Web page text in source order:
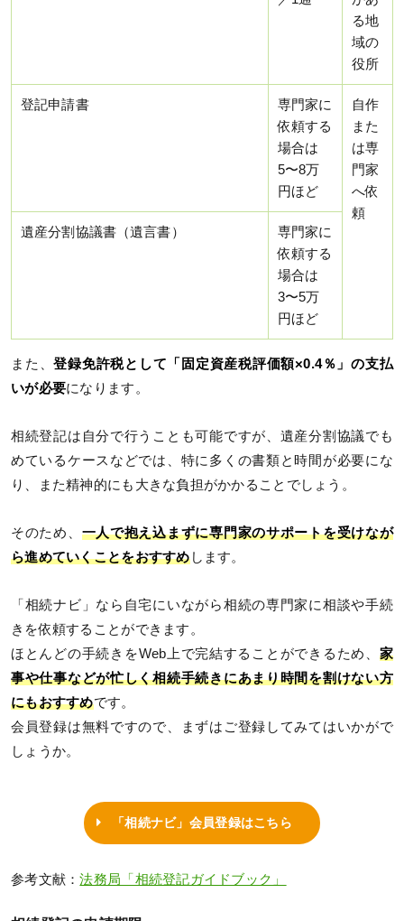
る地
域の
役所
登記申請書
専門家に
依頼する
場合は
5〜8万
円ほど
自作
また
は専
門家
へ依
頼
遺産分割協議書（遺言書）
専門家に
依頼する
場合は
3〜5万
円ほど
また、登録免許税として「固定資産税評価額×0.4％」の支払
いが必要になります。
相続登記は自分で行うことも可能ですが、遺産分割協議でも
めているケースなどでは、特に多くの書類と時間が必要にな
り、また精神的にも大きな負担がかかることでしょう。
そのため、 一人で抱え込まずに専門家のサポートを受けなが
ら進めていくことをおすすめします。
「相続ナビ」なら自宅にいながら相続の専門家に相談や手続
きを依頼することができます。
ほとんどの手続きをWeb上で完結することができるため、 家
事や仕事などが忙しく相続手続きにあまり時間を割けない方
にもおすすめです。
会員登録は無料ですので、まずはご登録してみてはいかがで
しょうか。
「相続ナビ」会員登録はこちら
参考文献：法務局「相続登記ガイドブック」